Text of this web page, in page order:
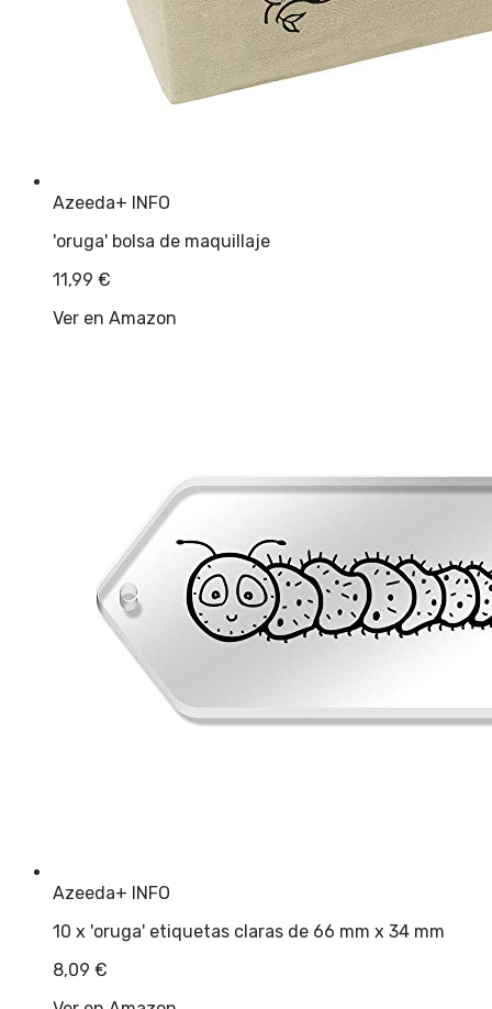
Azeeda+ INFO
'oruga' bolsa de maquillaje
11,99 €
Ver en Amazon
Azeeda+ INFO
10 x 'oruga' etiquetas claras de 66 mm x 34 mm
8,09 €